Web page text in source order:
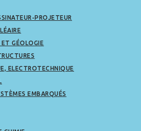
PROJETEUR
GÉOLOGIE
ELECTROTECHNIQUE
EMBARQUÉS